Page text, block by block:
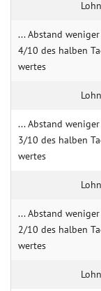
... Abstand
4/10 des halben
wertes
... Abstand
3/10 des halben
wertes
... Abstand
2/10 des halben
wertes